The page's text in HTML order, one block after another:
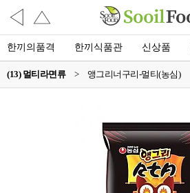
한끼의품격 한끼식품관 신상품
(13) 멀티라면류 > 앵그리너구리-멀티(농심)